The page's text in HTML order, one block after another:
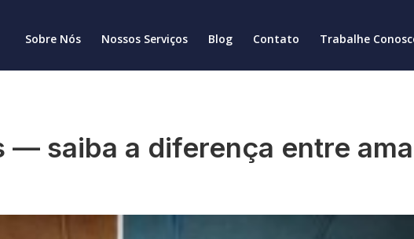
Sobre Nós Nossos Serviços Blog Contato Trabalhe
— saiba a diferença entre